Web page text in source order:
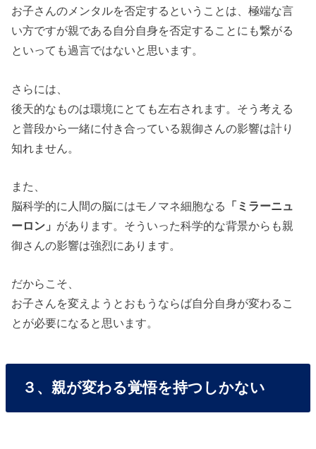
お子さんのメンタルを否定するということは、極端な言
い方ですが親である自分自身を否定することにも繋がる
といっても過言ではないと思います。
さらには、
後天的なものは環境にとても左右されます。そう考える
と普段から一緒に付き合っている親御さんの影響は計り
知れません。
また、
脳科学的に人間の脳にはモノマネ細胞なる
「ミラーニュ
ーロン」 があります。そういった科学的な背景からも親
御さんの影響は強烈にあります。
だからこそ、
お子さんを変えようとおもうならば自分自身が変わるこ
とが必要になると思います。
３、親が変わる覚悟を持つしかない